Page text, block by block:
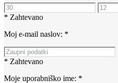
* Zahtevano
Moj e-mail naslov: *
* Zahtevano
Moje uporabniško ime: *